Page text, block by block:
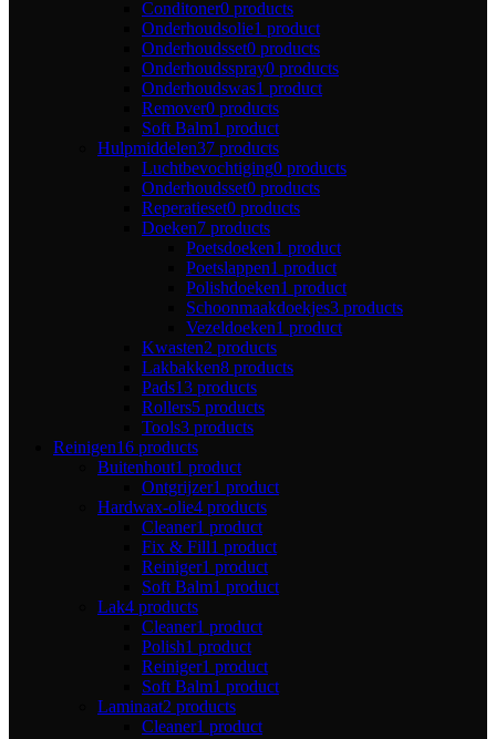
Conditoner0 products
Onderhoudsolie1 product
Onderhoudsset0 products
Onderhoudsspray0 products
Onderhoudswas1 product
Remover0 products
Soft Balm1 product
Hulpmiddelen37 products
Luchtbevochtiging0 products
Onderhoudsset0 products
Reperatieset0 products
Doeken7 products
Poetsdoeken1 product
Poetslappen1 product
Polishdoeken1 product
Schoonmaakdoekjes3 products
Vezeldoeken1 product
Kwasten2 products
Lakbakken8 products
Pads13 products
Rollers5 products
Tools3 products
Reinigen16 products
Buitenhout1 product
Ontgrijzer1 product
Hardwax-olie4 products
Cleaner1 product
Fix & Fill1 product
Reiniger1 product
Soft Balm1 product
Lak4 products
Cleaner1 product
Polish1 product
Reiniger1 product
Soft Balm1 product
Laminaat2 products
Cleaner1 product